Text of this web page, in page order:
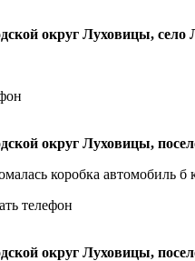
округ Луховицы,
округ Луховицы,
коробка автомобиль б
телефон
округ Луховицы,